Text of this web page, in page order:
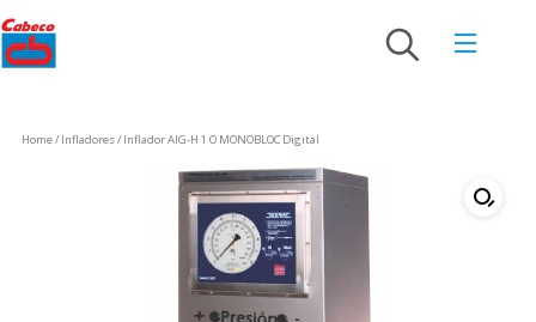
Home/Infladores/ Inflador AIG-H 1 O MONOBLOC Digital